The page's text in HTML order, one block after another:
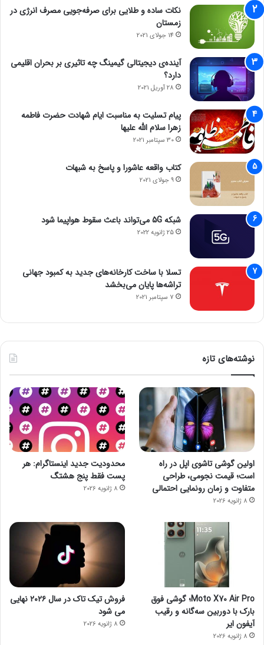
نکات ساده و طلایی برای صرفه‌جویی مصرف انرژی در
زمستان
14 جولای 2021
آینده‌ی دیجیتالی گیمینگ چه تاثیری بر بحران اقلیمی
دارد؟
28 آوریل 2021
پیام تسلیت به مناسبت ایام شهادت حضرت فاطمه
زهرا سلام الله علیها
30 سپتامبر 2021
کتاب واقعه عاشورا و پاسخ به شبهات
9 جولای 2021
شبکه 5G می‌تواند باعث سقوط هواپیما شود
25 ژانویه 2022
تسلا با ساخت کارخانه‌های جدید به کمبود جهانی
تراشه‌ها پایان می‌بخشد
7 سپتامبر 2021
نوشته‌های تازه
اولین گوشی تاشوی اپل در راه
است؛ قیمت نجومی، طراحی
متفاوت و زمان رونمایی احتمالی
8 ژانویه 2026
محدودیت جدید اینستاگرام: هر
پست فقط پنج هشتگ
8 ژانویه 2026
Moto X70 Air Pro؛ گوشی فوق
بارک با دوربین سه‌گانه و رقیب
آیفون ایر
8 ژانویه 2026
فروش تیک تاک در سال ۲۰۲۶ نهایی
می شود
8 ژانویه 2026